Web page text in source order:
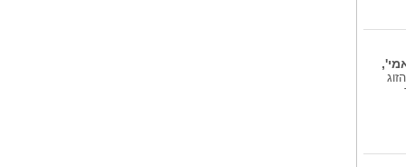
הקרוב 6.8.26 ובני הזוג